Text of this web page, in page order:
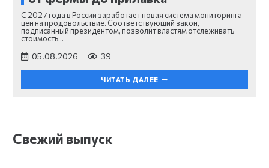
С 2027 года в России заработает новая система мониторинга
цен на продовольствие. Соответствующий закон,
подписанный президентом, позволит властям отслеживать
стоимость…
05.08.2026 39
ЧИТАТЬ ДАЛЕЕ
Свежий выпуск